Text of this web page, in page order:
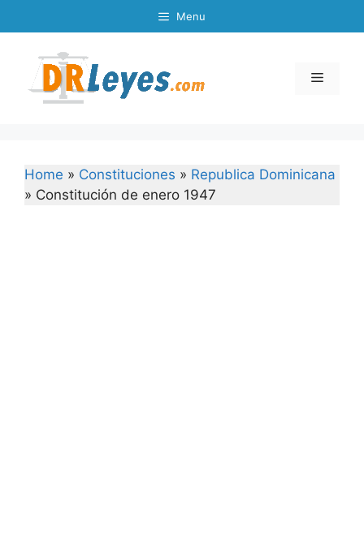
to
Menu
Menu
Home » Constituciones » Republica Dominicana
» Constitución de enero 1947